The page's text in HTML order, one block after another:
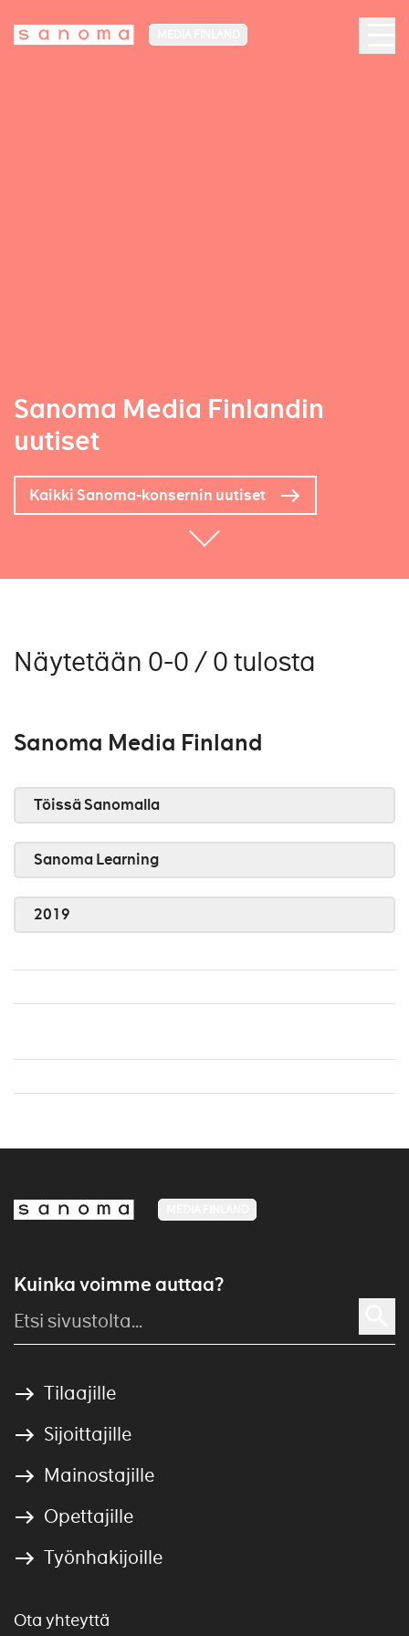
Sanoma Media Finlandin
uutiset
Kaikki Sanoma-konsernin uutiset
Näytetään 0-0 / 0 tulosta
Sanoma Media Finland
Töissä Sanomalla
Sanoma Learning
2019
Kuinka voimme auttaa?
Tilaajille
Sijoittajille
Mainostajille
Opettajille
Työnhakijoille
Ota yhteyttä